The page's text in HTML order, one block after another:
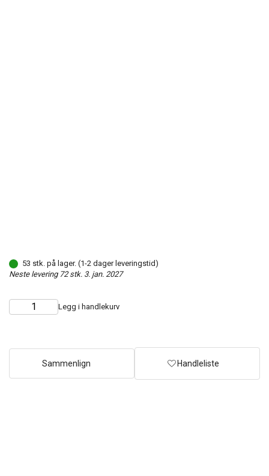
53 stk. på lager. (1-2 dager leveringstid)
Neste levering 72 stk. 3. jan. 2027
Choose
Quantity Legg i handlekurv
Sammenlign Handleliste